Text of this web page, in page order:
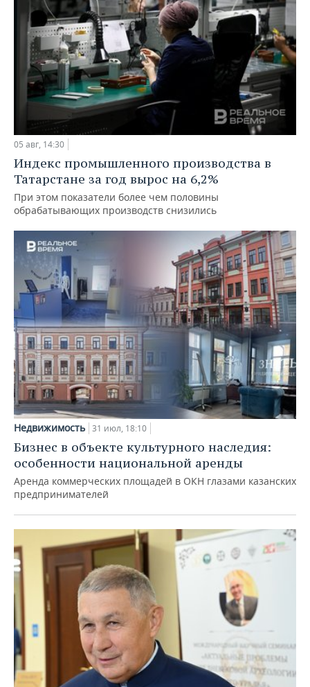
05 авг, 14:30
Индекс промышленного производства в
Татарстане за год вырос на 6,2%
При этом показатели более чем половины
обрабатывающих производств снизились
Недвижимость 31 июл, 18:10
Бизнес в объекте культурного наследия:
особенности национальной аренды
Аренда коммерческих площадей в ОКН глазами казанских
предпринимателей